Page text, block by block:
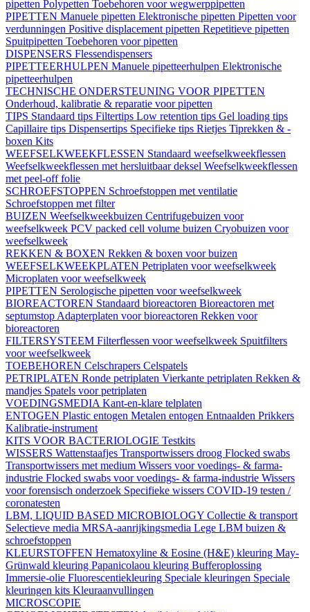
pipetten Polypetten Toebehoren voor wegwerppipetten
PIPETTEN Manuele pipetten Elektronische pipetten Pipetten voor
verdunningen Positive displacement pipetten Repetitieve pipetten
Spuitpipetten Toebehoren voor pipetten
DISPENSERS Flessendispensers
PIPETTEERHULPEN Manuele pipetteerhulpen Elektronische
pipetteerhulpen
TECHNISCHE ONDERSTEUNING VOOR PIPETTEN
Onderhoud, kalibratie & reparatie voor pipetten
TIPS Standaard tips Filtertips Low retention tips Gel loading tips
Capillaire tips Dispensertips Specifieke tips Rietjes Tiprekken & -
boxen Kits
WEEFSELKWEEKFLESSEN Standaard weefselkweekflessen
Weefselkweekflessen met hersluitbaar deksel Weefselkweekflessen
met peel-off folie
SCHROEFSTOPPEN Schroefstoppen met ventilatie
Schroefstoppen met filter
BUIZEN Weefselkweekbuizen Centrifugebuizen voor
weefselkweek PCV packed cell volume buizen Cryobuizen voor
weefselkweek
REKKEN & BOXEN Rekken & boxen voor buizen
WEEFSELKWEEKPLATEN Petriplaten voor weefselkweek
Microplaten voor weefselkweek
PIPETTEN Serologische pipetten voor weefselkweek
BIOREACTOREN Standaard bioreactoren Bioreactoren met
septumstop Adapterplaten voor bioreactoren Rekken voor
bioreactoren
FILTERSYSTEEM Filterflessen voor weefselkweek Spuitfilters
voor weefselkweek
TOEBEHOREN Celschrapers Celspatels
PETRIPLATEN Ronde petriplaten Vierkante petriplaten Rekken &
mandjes Spatels voor petriplaten
VOEDINGSMEDIA Kant-en-klare telplaten
ENTOGEN Plastic entogen Metalen entogen Entnaalden Prikkers
Kalibratie-instrument
KITS VOOR BACTERIOLOGIE Testkits
WISSERS Wattenstaafjes Transportwissers droog Flocked swabs
Transportwissers met medium Wissers voor voedings- & farma-
industrie Flocked swabs voor voedings- & farma-industrie Wissers
voor forensisch onderzoek Specifieke wissers COVID-19 testen /
coronatesten
LBM, LIQUID BASED MICROBIOLOGY Collectie & transport
Selectieve media MRSA-aanrijkingsmedia Lege LBM buizen &
schroefstoppen
KLEURSTOFFEN Hematoxyline & Eosine (H&E) kleuring May-
Grünwald kleuring Papanicolaou kleuring Bufferoplossing
Immersie-olie Fluorescentiekleuring Speciale kleuringen Speciale
kleuringen kits Kleuraanvullingen
MICROSCOPIE